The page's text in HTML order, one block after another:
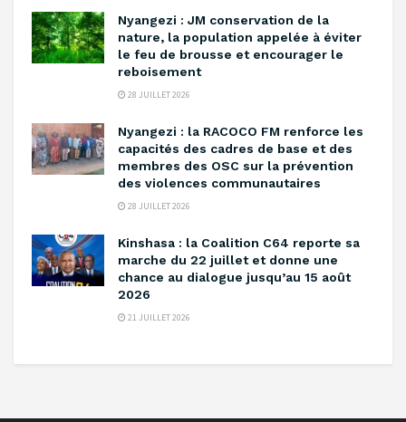
‎Nyangezi : JM conservation de la
nature, la population appelée à éviter
le feu de brousse et encourager le
reboisement ‎
28 JUILLET 2026
‎Nyangezi : la RACOCO FM renforce les
capacités des cadres de base et des
membres des OSC sur la prévention
des violences communautaires ‎
28 JUILLET 2026
Kinshasa : la Coalition C64 reporte sa
marche du 22 juillet et donne une
chance au dialogue jusqu’au 15 août
2026
21 JUILLET 2026